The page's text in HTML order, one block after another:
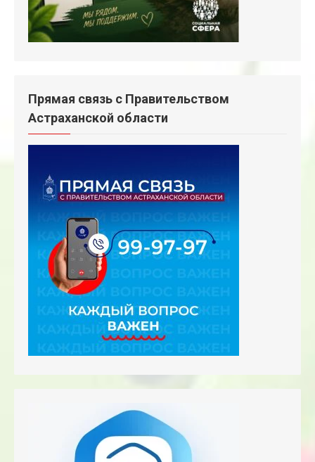
Прямая связь с Правительством
Астраханской области